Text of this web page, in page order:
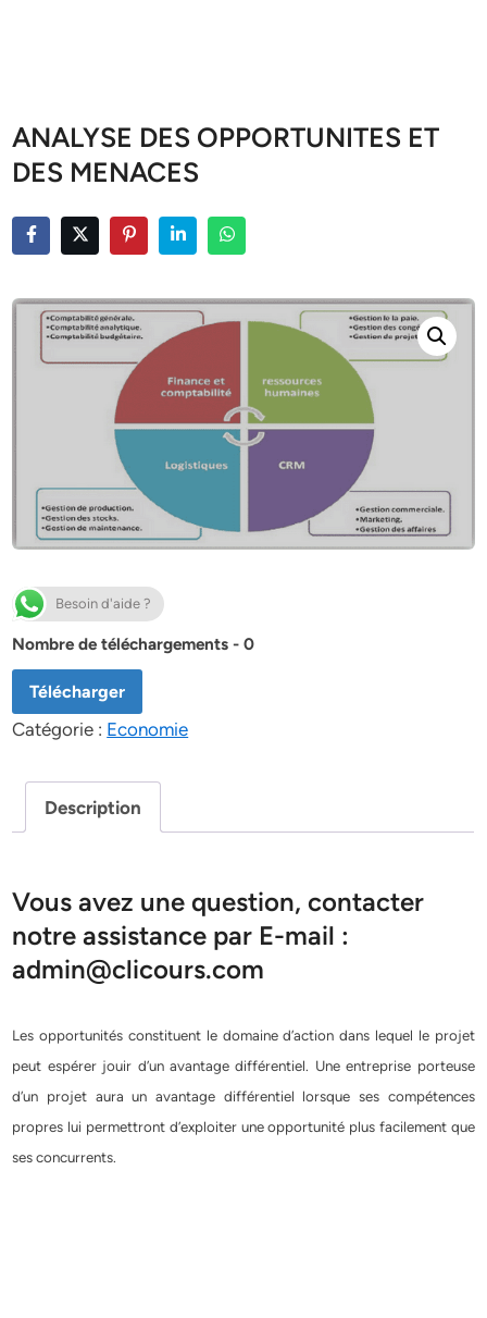
ANALYSE DES OPPORTUNITES ET
DES MENACES
Besoin d'aide ?
Nombre de téléchargements - 0
Télécharger
Catégorie : Economie
Description
Vous avez une question, contacter
notre assistance par E-mail :
admin@clicours.com
Les opportunités constituent le domaine d’action dans lequel le projet
peut espérer jouir d’un avantage différentiel. Une entreprise porteuse
d’un projet aura un avantage différentiel lorsque ses compétences
propres lui permettront d’exploiter une opportunité plus facilement que
ses concurrents.